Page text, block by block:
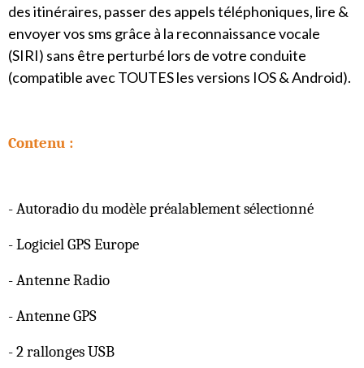
des itinéraires, passer des appels téléphoniques, lire &
envoyer vos sms grâce à la reconnaissance vocale
(SIRI) sans être perturbé lors de votre conduite
(compatible avec TOUTES les versions IOS & Android).
Contenu :
- Autoradio du modèle préalablement sélectionné
- Logiciel GPS Europe
- Antenne Radio
- Antenne GPS
- 2 rallonges USB